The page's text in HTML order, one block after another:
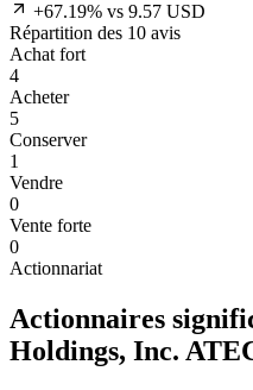
+67.19% vs 9.57 USD
Répartition des 10 avis
Achat fort
4
Acheter
5
Conserver
1
Vendre
0
Vente forte
0
Actionnariat
Actionnaires
Holdings, Inc.